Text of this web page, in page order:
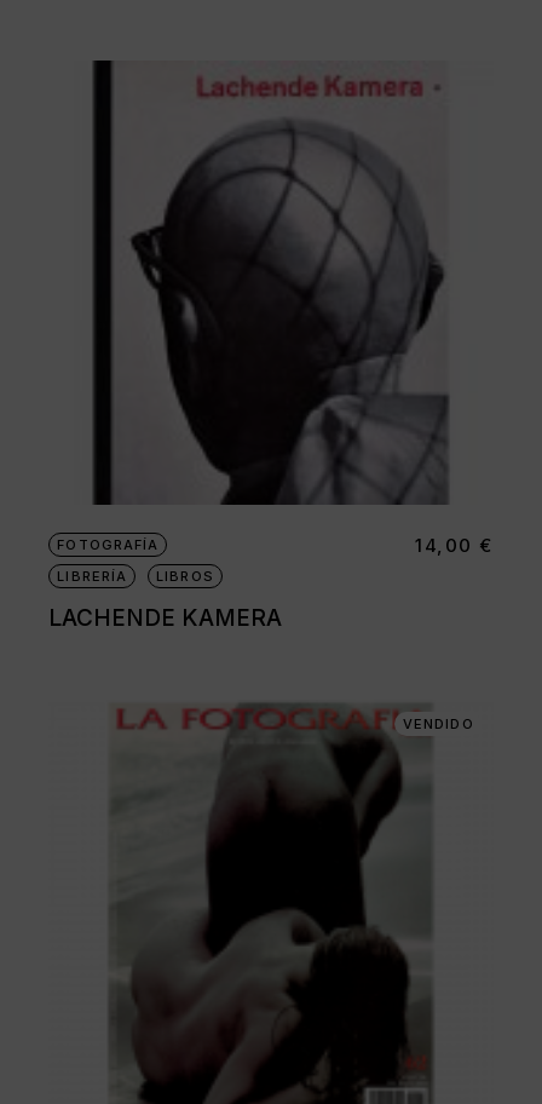
FOTOGRAFÍA
LIBRERÍA
LIBROS
LACHENDE KAMERA
14,00 €
VENDIDO